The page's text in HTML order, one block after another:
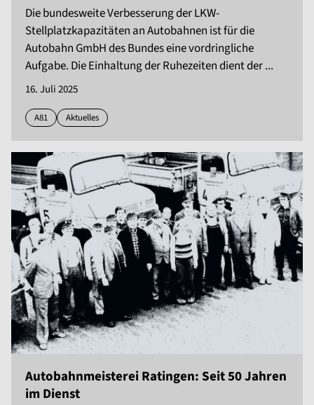
Die bundesweite Verbesserung der LKW-
Stellplatzkapazitäten an Autobahnen ist für die
Autobahn GmbH des Bundes eine vordringliche
Aufgabe. Die Einhaltung der Ruhezeiten dient der ...
16. Juli 2025
A81 Aktuelles
Autobahnmeisterei Ratingen: Seit 50 Jahren
im Dienst